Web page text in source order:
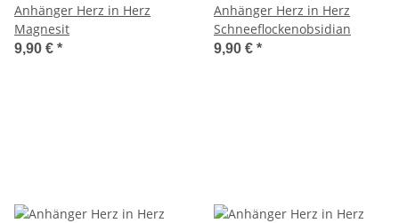
Anhänger Herz in Herz
Magnesit
9,90 € *
Anhänger Herz in Herz
Schneeflockenobsidian
9,90 € *